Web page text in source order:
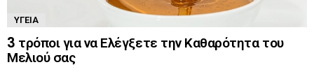
ΥΓΕΊΑ
3 τρόποι για να Ελέγξετε την Καθαρότητα του
Μελιού σας